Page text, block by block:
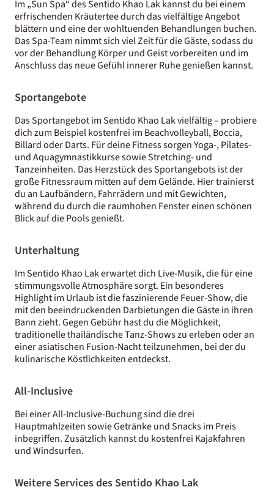
Im „Sun Spa“ des Sentido Khao Lak kannst du bei einem
erfrischenden Kräutertee durch das vielfältige Angebot
blättern und eine der wohltuenden Behandlungen buchen.
Das Spa-Team nimmt sich viel Zeit für die Gäste, sodass du
vor der Behandlung Körper und Geist vorbereiten und im
Anschluss das neue Gefühl innerer Ruhe genießen kannst.
Sportangebote
Das Sportangebot im Sentido Khao Lak vielfältig – probiere
dich zum Beispiel kostenfrei im Beachvolleyball, Boccia,
Billard oder Darts. Für deine Fitness sorgen Yoga-, Pilates-
und Aquagymnastikkurse sowie Stretching- und
Tanzeinheiten. Das Herzstück des Sportangebots ist der
große Fitnessraum mitten auf dem Gelände. Hier trainierst
du an Laufbändern, Fahrrädern und mit Gewichten,
während du durch die raumhohen Fenster einen schönen
Blick auf die Pools genießt.
Unterhaltung
Im Sentido Khao Lak erwartet dich Live-Musik, die für eine
stimmungsvolle Atmosphäre sorgt. Ein besonderes
Highlight im Urlaub ist die faszinierende Feuer-Show, die
mit den beeindruckenden Darbietungen die Gäste in ihren
Bann zieht. Gegen Gebühr hast du die Möglichkeit,
traditionelle thailändische Tanz-Shows zu erleben oder an
einer asiatischen Fusion-Nacht teilzunehmen, bei der du
kulinarische Köstlichkeiten entdeckst.
All-Inclusive
Bei einer All-Inclusive-Buchung sind die drei
Hauptmahlzeiten sowie Getränke und Snacks im Preis
inbegriffen. Zusätzlich kannst du kostenfrei Kajakfahren
und Windsurfen.
Weitere Services des Sentido Khao Lak